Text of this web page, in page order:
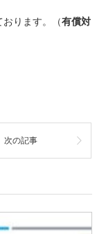
ります。（有償対
次の記事